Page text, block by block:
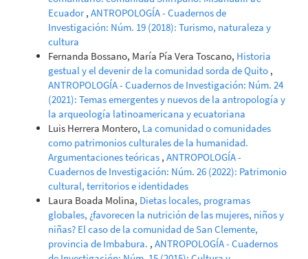
Ecuador, ANTROPOLOGÍA - Cuadernos de
Investigación: Núm. 19 (2018): Turismo, naturaleza y
cultura
Fernanda Bossano, María Pía Vera Toscano, Historia
gestual y el devenir de la comunidad sorda de Quito ,
ANTROPOLOGÍA - Cuadernos de Investigación: Núm. 24
(2021): Temas emergentes y nuevos de la antropología y
la arqueología latinoamericana y ecuatoriana
Luis Herrera Montero, La comunidad o comunidades
como patrimonios culturales de la humanidad.
Argumentaciones teóricas , ANTROPOLOGÍA -
Cuadernos de Investigación: Núm. 26 (2022): Patrimonio
cultural, territorios e identidades
Laura Boada Molina, Dietas locales, programas
globales, ¿favorecen la nutrición de las mujeres, niños y
niñas? El caso de la comunidad de San Clemente,
provincia de Imbabura. , ANTROPOLOGÍA - Cuadernos